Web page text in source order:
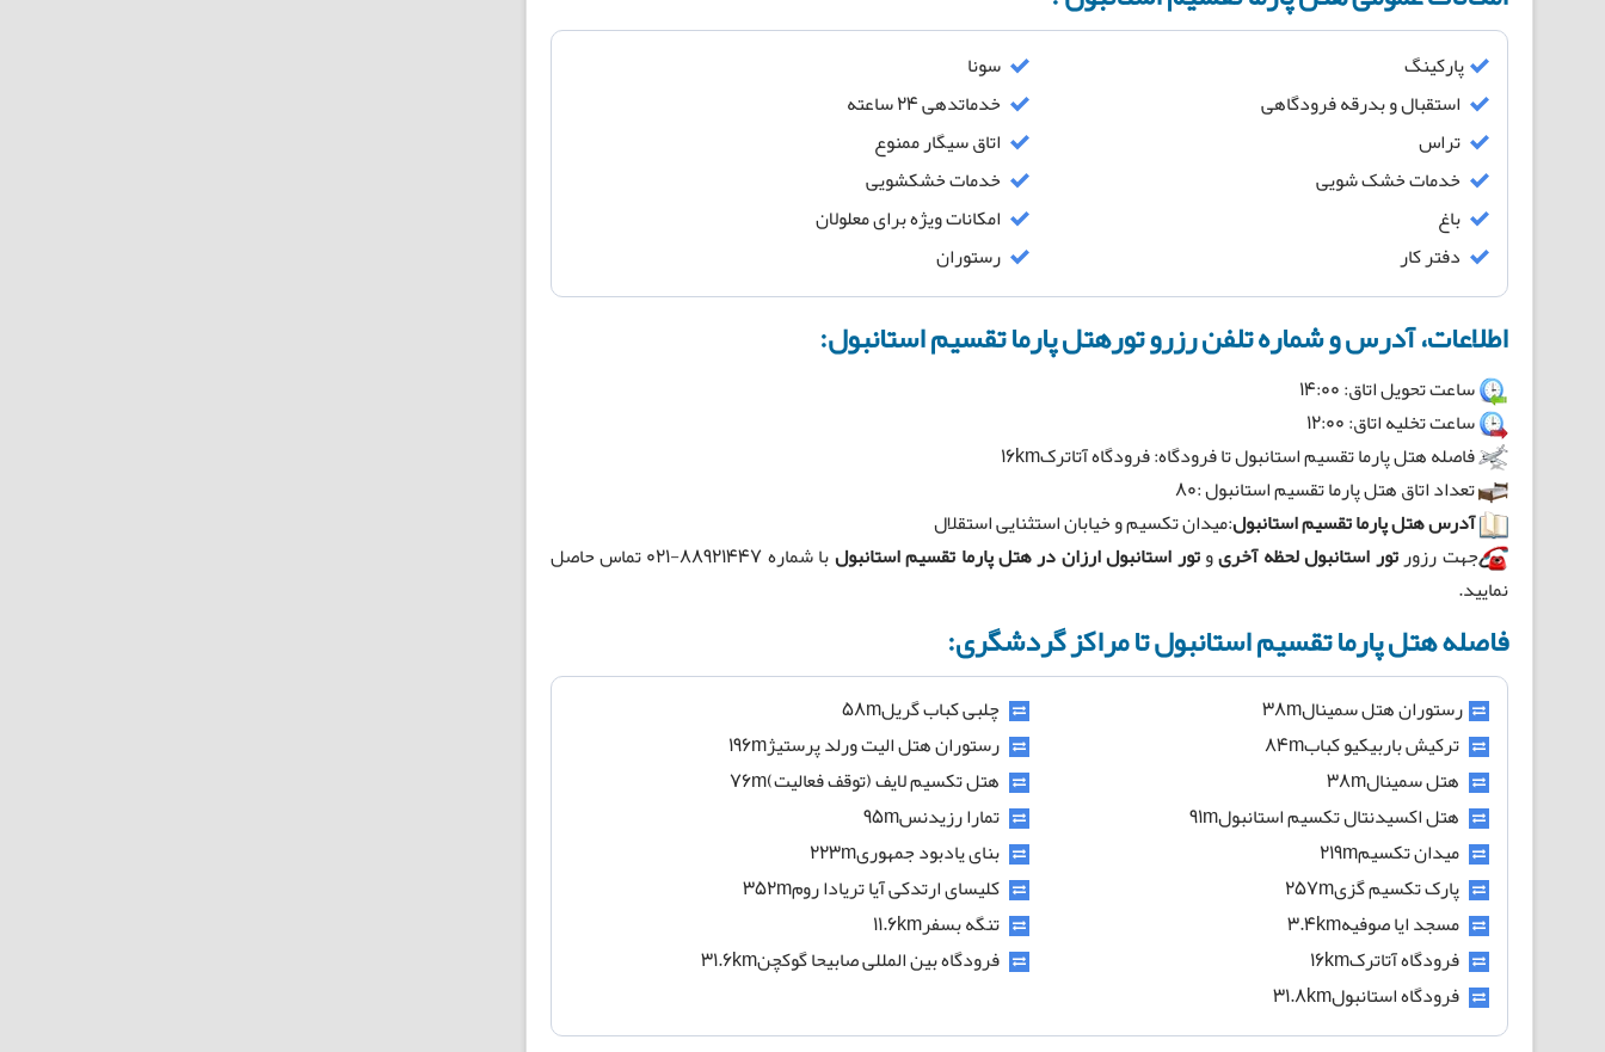
پارکینگ
سونا
استقبال و بدرقه فرودگاهی
خدماتدهی 24 ساعته
تراس
اتاق سیگار ممنوع
خدمات خشک شویی
خدمات خشکشویی
باغ
امکانات ویژه برای معلولان
دفتر کار
رستوران
اطلاعات، آدرس و شماره تلفن رزرو تورهتل پارما تقسیم استانبول:
ساعت تحویل اتاق: 14:00
ساعت تخلیه اتاق: 12:00
فاصله هتل پارما تقسیم استانبول تا فرودگاه: فرودگاه آتاترک16km
تعداد اتاق هتل پارما تقسیم استانبول :80
آدرس هتل پارما تقسیم استانبول:میدان تکسیم و خیابان استثنایی استقلال
جهت رزورتور استانبول لحظه آخریوتور استانبول ارزان درهتل پارما تقسیم استانبول
با شماره 88921447-021 تماس حاصل
نمایید.
فاصله هتل پارما تقسیم استانبول تا مراکز گردشگری:
رستوران هتل سمینال38m
چلبی کباب گریل58m
ترکیش باربیکیو کباب84m
رستوران هتل الیت ورلد پرستیژ196m
هتل سمینال38m
هتل تکسیم لایف (توقف فعالیت)76m
هتل اکسیدنتال تکسیم استانبول91m
تمارا رزیدنس95m
میدان تکسیم219m
بنای یادبود جمهوری223m
پارک تکسیم گزی257m
کلیسای ارتدکی آیا تریادا روم352m
مسجد ایا صوفیه3.4km
تنگه بسفر11.6km
فرودگاه آتاترک16km
فرودگاه بین المللی صابیحا گوکچن31.6km
فرودگاه استانبول31.8km